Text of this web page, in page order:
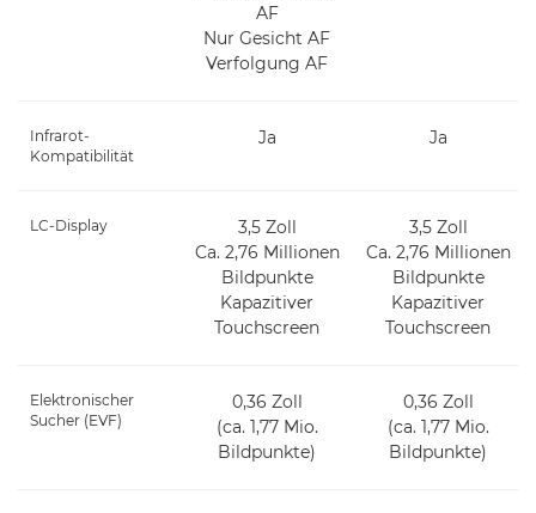
AF
Nur Gesicht AF
Verfolgung AF
Infrarot-
Kompatibilität
Ja Ja
LC-Display
3,5 Zoll
Ca. 2,76 Millionen
Bildpunkte
Kapazitiver
Touchscreen
3,5 Zoll
Ca. 2,76 Millionen
Bildpunkte
Kapazitiver
Touchscreen
Elektronischer
Sucher (EVF)
0,36 Zoll
(ca. 1,77 Mio.
Bildpunkte)
0,36 Zoll
(ca. 1,77 Mio.
Bildpunkte)